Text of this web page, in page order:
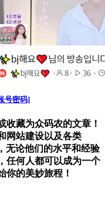
号密码]
收藏为众码农的文章！
网站建设以及各类
无论他们的水平和经验
任何人都可以成为一个
你的美妙旅程！